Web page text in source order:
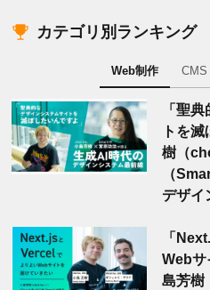
カテゴリ別ランキング
Web制作 CMS
「聖
トを
樹（
（
デザイ
「
Webサ
島芳樹